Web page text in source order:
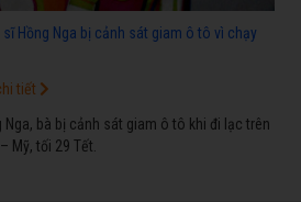
Hồng Nga bị cảnh sát giam ô tô vì chạy
bà bị cảnh sát giam ô tô khi đi lạc trên
Mỹ, tối 29 Tết.
tiết